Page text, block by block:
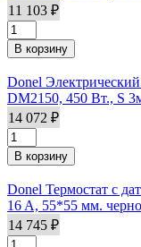
11 103 ₽
Donel
DM2150, 450 Вт., S
14 072 ₽
Donel Термостат с
16 A, 55*55 мм.
14 745 ₽